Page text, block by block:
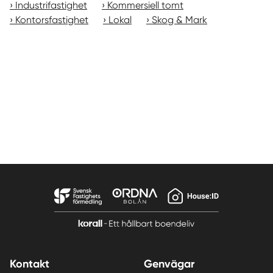
Industrifastighet
Kommersiell tomt
Kontorsfastighet
Lokal Skog & Mark
Kontakt Genvägar